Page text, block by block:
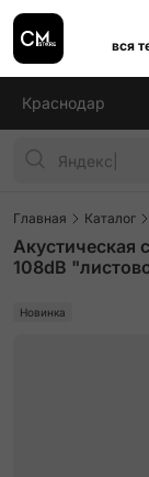
вся
Краснодар
Главная Каталог
Акустическая
108dB
Новинка